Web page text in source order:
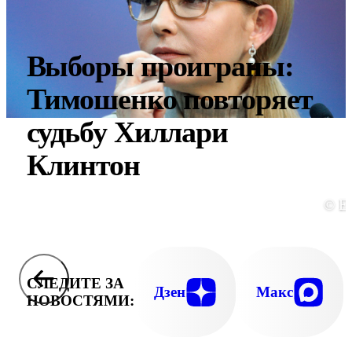
Выборы проиграны:
Тимошенко повторяет
судьбу Хиллари
Клинтон
©
СЛЕДИТЕ ЗА
НОВОСТЯМИ:
Дзен Макс